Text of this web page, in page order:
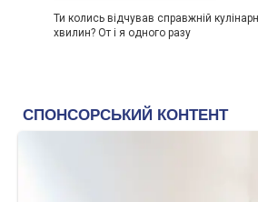
Ти колись відчував справжній
хвилин? От і я одного разу